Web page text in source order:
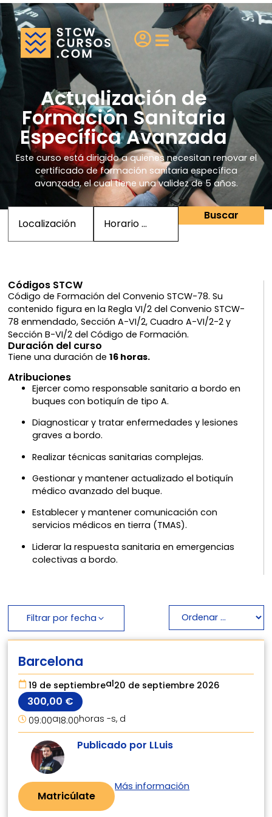
¿Eres una escuela?
Actualización de
Formación Sanitaria
Específica Avanzada
Este curso está dirigido a quienes necesitan renovar el
certificado de formación sanitaria específica
avanzada, el cual tiene una validez de 5 años.
Buscar
Códigos STCW
Código de Formación del Convenio STCW-78. Su
contenido figura en la Regla VI/2 del Convenio STCW-
78 enmendado, Sección A-VI/2, Cuadro A-VI/2-2 y
Sección B-VI/2 del Código de Formación.
Duración del curso
Tiene una duración de16 horas.
Atribuciones
Ejercer como responsable sanitario a bordo en
buques con botiquín de tipo A.
Diagnosticar y tratar enfermedades y lesiones
graves a bordo.
Realizar técnicas sanitarias complejas.
Gestionar y mantener actualizado el botiquín
médico avanzado del buque.
Establecer y mantener comunicación con
servicios médicos en tierra (TMAS).
Liderar la respuesta sanitaria en emergencias
colectivas a bordo.
Filtrar por fecha
Barcelona
09:00a18:00horas -s, d
19 de septiembreal20 de septiembre 2026
300,00 €
Publicado por LLuis
Matricúlate
Más información